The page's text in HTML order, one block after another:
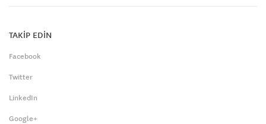
TAKİP EDİN
Facebook
Twitter
LinkedIn
Google+